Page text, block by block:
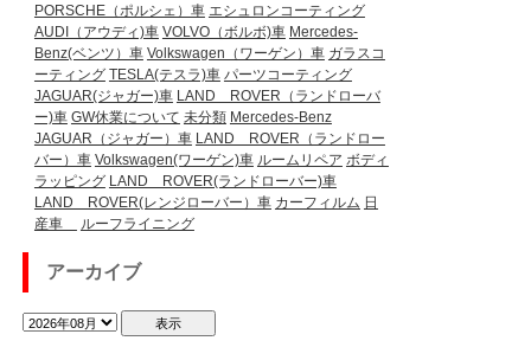
PORSCHE（ポルシェ）車 エシュロンコーティング
AUDI（アウディ)車 VOLVO（ボルボ)車 Mercedes-
Benz(ベンツ）車 Volkswagen（ワーゲン）車 ガラスコ
ーティング TESLA(テスラ)車 パーツコーティング
JAGUAR(ジャガー)車 LAND ROVER（ランドローバ
ー)車 GW休業について 未分類 Mercedes-Benz
JAGUAR（ジャガー）車 LAND ROVER（ランドロー
バー）車 Volkswagen(ワーゲン)車 ルームリペア ボディ
ラッピング LAND ROVER(ランドローバー)車
LAND ROVER(レンジローバー）車 カーフィルム 日
産車
ルーフライニング
アーカイブ